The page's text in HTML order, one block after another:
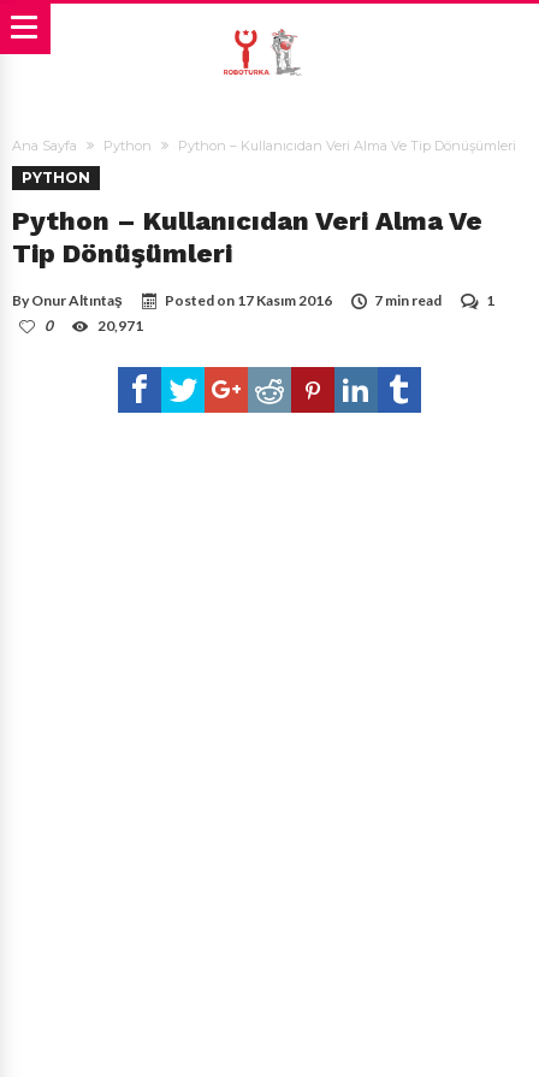
Ana Sayfa Python Python – Kullanıcıdan Veri Alma Ve Tip Dönüşümleri
PYTHON
Python – Kullanıcıdan Veri Alma Ve
Tip Dönüşümleri
By Onur Altıntaş Posted on 17 Kasım 2016 7 min read
1
0
20,971